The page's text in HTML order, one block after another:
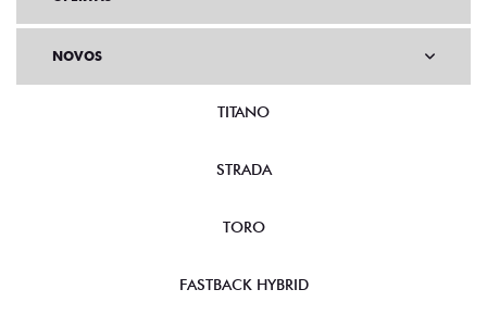
NOVOS
TITANO
STRADA
TORO
FASTBACK HYBRID